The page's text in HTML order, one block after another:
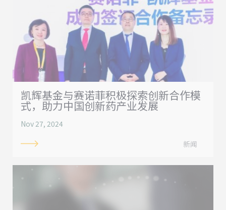
凯辉基金与赛诺菲积极探索创新合作模
式，助力中国创新药产业发展
Nov 27, 2024
新闻